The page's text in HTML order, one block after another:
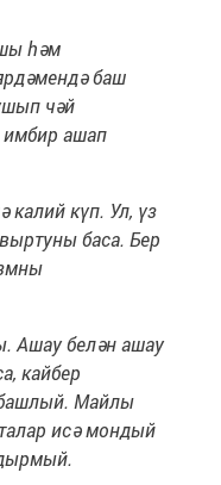
һәм
баш
чәй
имбир ашап
калий күп. Ул, үз
баса. Бер
Ашау белән ашау
кайбер
Майлы
исә мондый